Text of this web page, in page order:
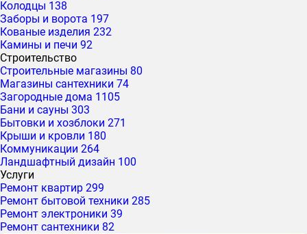
Колодцы 138
Заборы и ворота 197
Кованые изделия 232
Камины и печи 92
Строительство
Строительные магазины 80
Магазины сантехники 74
Загородные дома 1105
Бани и сауны 303
Бытовки и хозблоки 271
Крыши и кровли 180
Коммуникации 264
Ландшафтный дизайн 100
Услуги
Ремонт квартир 299
Ремонт бытовой техники 285
Ремонт электроники 39
Ремонт сантехники 82